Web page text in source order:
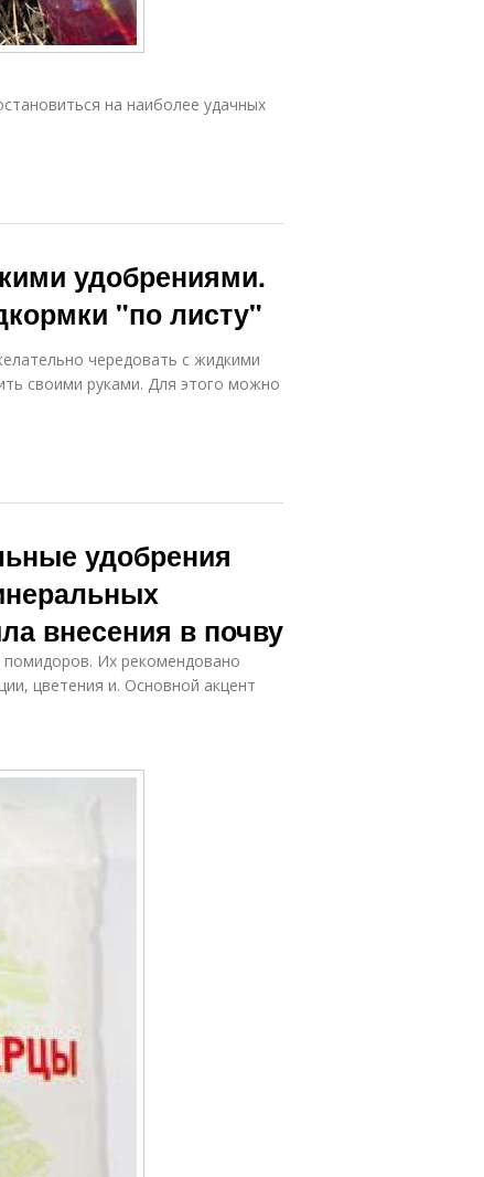
на наиболее удачных
удобрениями.
"по листу"
чередовать с жидкими
своими руками. Для этого можно
удобрения
внесения в почву
Их рекомендовано
цветения и. Основной акцент